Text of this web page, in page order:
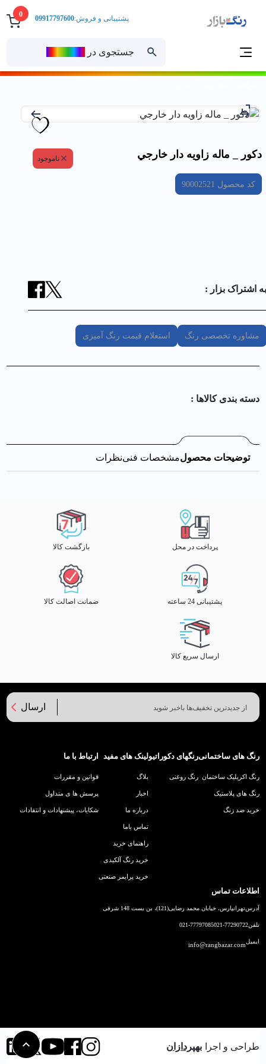
0
جستجوی در
پشتیبانی و فروش:09917797600
دكور _ ماله زاويه دار خارجي ناموجود
کد محصول 90002521
به اشتراک بزار :
مشاوره تخصصی رنگ استعلام قیمت رنگ آمیزی
دسته بندی کالا‌ها :
توضیحات محصولمشخصات فنینظرات
پرداخت در محل بازگشت کالا
پشتیبانی 24 ساعته ضمانت اصالت کالا
ارسال سریع کالا
ارسال
رنگ های ساختمانی
رنگ اکریلیک ساختمان
رنگ های پلاستیک
خرید ضد زنگ
رنگهای دکوراتیو
رنگ روغنی
لینک های مفید
بلاگ
اخبار
درباره ما
تماس باما
راهنمای خرید
خرید رنگ آلکیدی
خرید پرایمر صنعتی
ارتباط با ما
قوانین و مقررات
پرسش ها ی متداول
شکایات، پیشنهادات و انتقادات
اطلاعات تماس
آدرستهرانپارس، خیابان محمد رضایی(121)، بن بست 148 شرقی
تلفن021-77290722
021-77797085
ایمیلinfo@rangbazar.com
طراحی و اجرا بهپردازان